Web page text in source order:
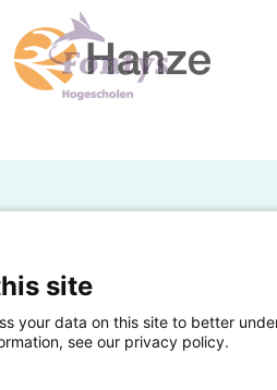
Powered by SURF
site
your data on this site to better
see our privacy policy.